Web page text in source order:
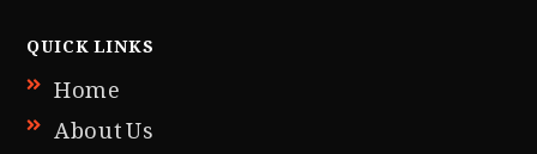
QUICK LINKS
Home
About Us